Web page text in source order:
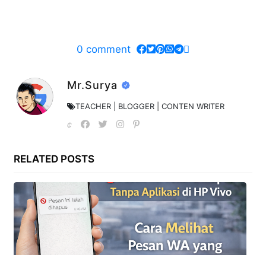
0 comment
Mr.Surya
TEACHER | BLOGGER | CONTEN WRITER
RELATED POSTS